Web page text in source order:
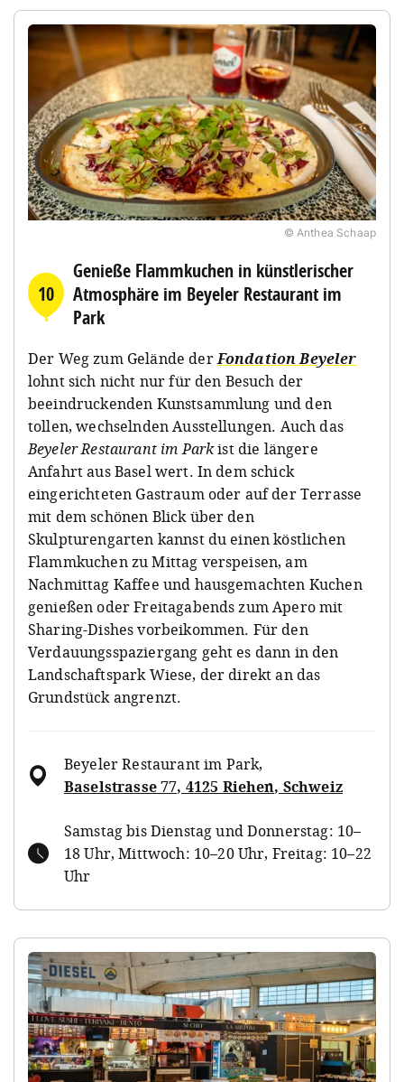
© Anthea Schaap
10
Genieße Flammkuchen in künstlerischer
Atmosphäre im Beyeler Restaurant im
Park
Der Weg zum Gelände derFondation Beyeler
lohnt sich nicht nur für den Besuch der
beeindruckenden Kunstsammlung und den
tollen, wechselnden Ausstellungen. Auch das
Beyeler Restaurant im Parkist die längere
Anfahrt aus Basel wert. In dem schick
eingerichteten Gastraum oder auf der Terrasse
mit dem schönen Blick über den
Skulpturengarten kannst du einen köstlichen
Flammkuchen zu Mittag verspeisen, am
Nachmittag Kaffee und hausgemachten Kuchen
genießen oder Freitagabends zum Apero mit
Sharing-Dishes vorbeikommen. Für den
Verdauungsspaziergang geht es dann in den
Landschaftspark Wiese, der direkt an das
Grundstück angrenzt.
Beyeler Restaurant im Park,
Baselstrasse 77, 4125 Riehen, Schweiz
Samstag bis Dienstag und Donnerstag: 10–
18 Uhr, Mittwoch: 10–20 Uhr, Freitag: 10–22
Uhr